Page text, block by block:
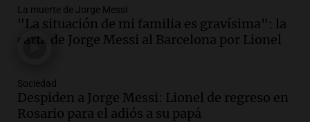
Audio.Tragedia en Mendoza: un muerto
y cinco heridos tras caer dos autos desde
un puente
Audio.Messi llegará esta noche a
Rosario para acompañar a su familia
La muerte de Jorge Messi
"La situación de mi familia es gravísima": la
carta de Jorge Messi al Barcelona por Lionel
Sociedad
Despiden a Jorge Messi: Lionel de regreso en
Rosario para el adiós a su papá